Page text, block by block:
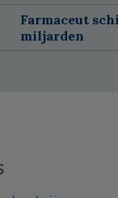
Farmaceut
miljarden